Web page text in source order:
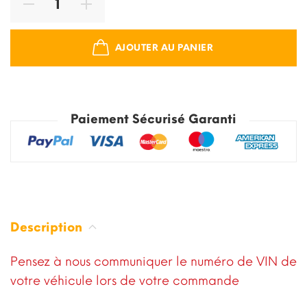
AJOUTER AU PANIER
Paiement Sécurisé Garanti
Description
Pensez à nous communiquer le numéro de VIN de
votre véhicule lors de votre commande